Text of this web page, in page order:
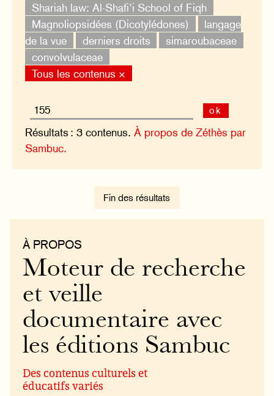
Shariah law: Al-Shafi’i School of Fiqh
Magnoliopsidées (Dicotylédones)
langage
de la vue
derniers droits
simaroubaceae
convolvulaceae
Tous les contenus ×
ok
Résultats : 3 contenus.À propos de Zéthès par
Sambuc.
Fin des résultats
À PROPOS
Moteur de recherche
et veille
documentaire avec
les éditions Sambuc
Des contenus culturels et
éducatifs variés